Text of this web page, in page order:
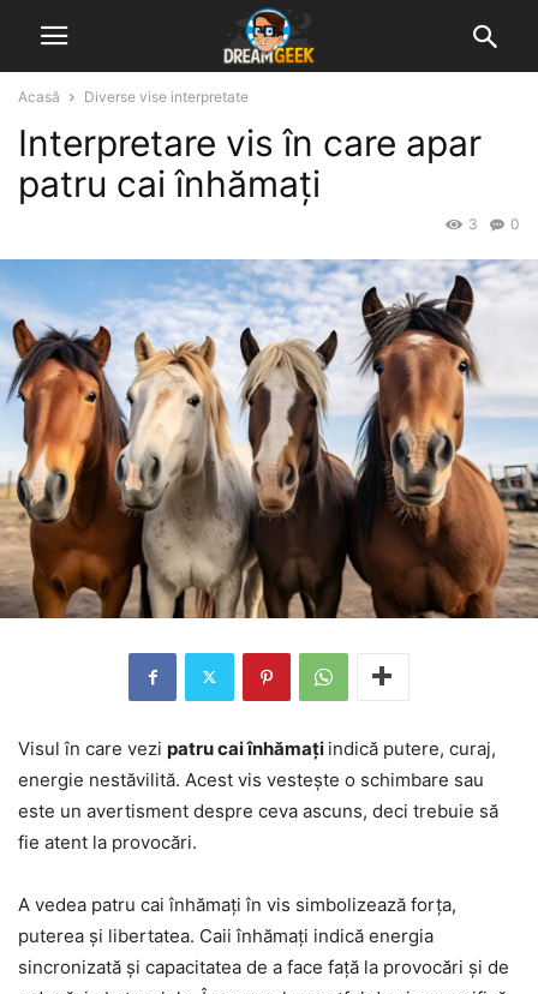
Acasă Diverse vise interpretate
Interpretare vis în care apar
patru cai înhămați
0
3
Visul în care vezi patru cai înhămați indică putere, curaj,
energie nestăvilită. Acest vis vestește o schimbare sau
este un avertisment despre ceva ascuns, deci trebuie să
fie atent la provocări.
A vedea patru cai înhămați în vis simbolizează forța,
puterea și libertatea. Caii înhămați indică energia
sincronizată și capacitatea de a face față la provocări și de